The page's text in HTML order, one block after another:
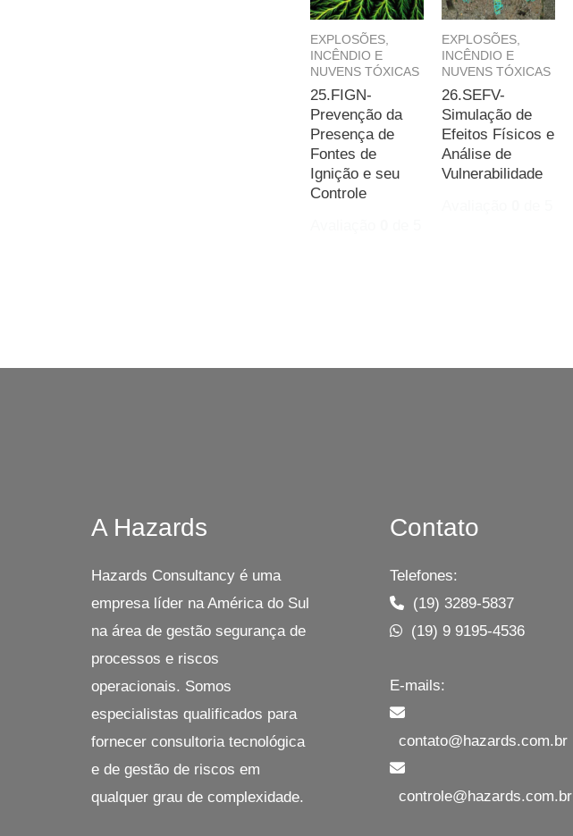
EXPLOSÕES,
INCÊNDIO E
NUVENS TÓXICAS
25.FIGN-
Prevenção da
Presença de
Fontes de
Ignição e seu
Controle
EXPLOSÕES,
INCÊNDIO E
NUVENS TÓXICAS
26.SEFV-
Simulação de
Efeitos Físicos e
Análise de
Vulnerabilidade
A Hazards
Hazards Consultancy é uma
empresa líder na América do Sul
na área de gestão segurança de
processos e riscos
operacionais. Somos
especialistas qualificados para
fornecer consultoria tecnológica
e de gestão de riscos em
qualquer grau de complexidade.
Contato
Telefones:
(19) 3289-5837
(19) 9 9195-4536
E-mails:
contato@hazards.com.br
controle@hazards.com.br